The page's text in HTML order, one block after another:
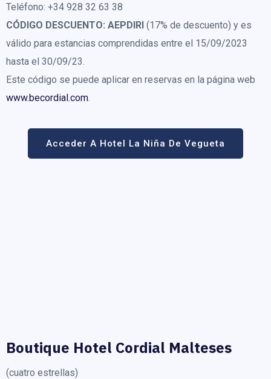
Teléfono: +34 928 32 63 38
CÓDIGO DESCUENTO: AEPDIRI (17% de descuento) y es
válido para estancias comprendidas entre el 15/09/2023
hasta el 30/09/23.
Este código se puede aplicar en reservas en la página web
www.becordial.com
Acceder A Hotel La Niña De Vegueta
Boutique Hotel Cordial Malteses
(cuatro estrellas)